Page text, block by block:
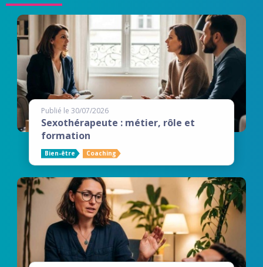
Publié le 30/07/2026
Sexothérapeute : métier, rôle et
formation
Bien-être Coaching